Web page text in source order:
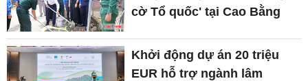
cờ Tổ quốc' tại Cao Bằng
Khởi động dự án 20 triệu
EUR hỗ trợ ngành lâm